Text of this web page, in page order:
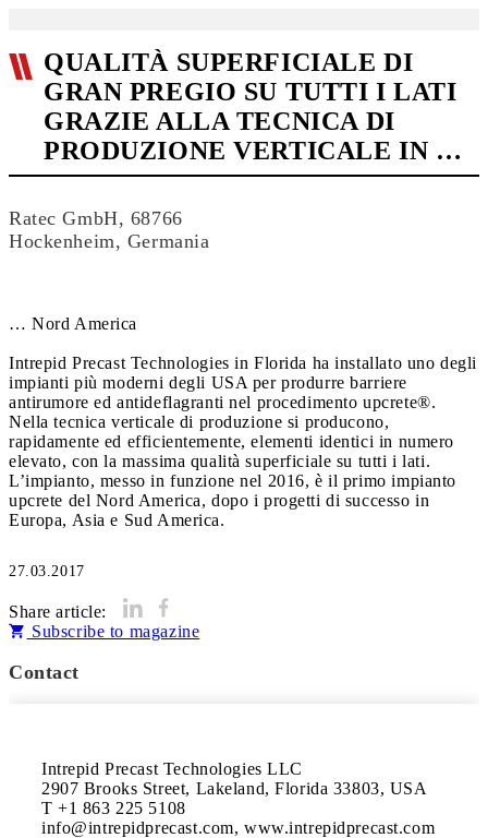
QUALITÀ SUPERFICIALE DI
GRAN PREGIO SU TUTTI I LATI
GRAZIE ALLA TECNICA DI
PRODUZIONE VERTICALE IN …
Ratec GmbH, 68766
Hockenheim, Germania
… Nord America
Intrepid Precast Technologies in Florida ha installato uno degli
impianti più moderni degli USA per produrre barriere
antirumore ed antideflagranti nel procedimento upcrete®.
Nella tecnica verticale di produzione si producono,
rapidamente ed efficientemente, elementi identici in numero
elevato, con la massima qualità superficiale su tutti i lati.
L’impianto, messo in funzione nel 2016, è il primo impianto
upcrete del Nord America, dopo i progetti di successo in
27.03.2017
Share article:
Subscribe to magazine
Contact
Intrepid Precast Technologies LLC
2907 Brooks Street, Lakeland, Florida 33803, USA
T +1 863 225 5108
info@intrepidprecast.com, www.intrepidprecast.com